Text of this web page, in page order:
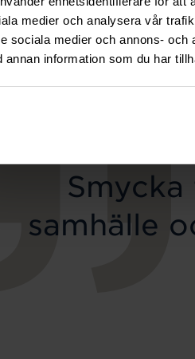
medier och analysera vår
sociala medier och annons-
annan information som du har
Watch 28 mm
:2 399 kr
kr
Ellie
Pris:
799
samhälle